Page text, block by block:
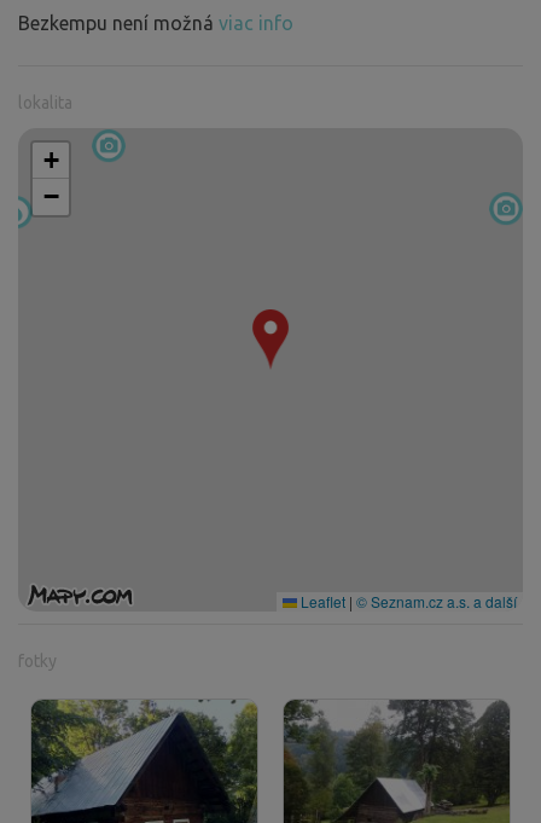
Bezkempu není možná viac info
lokalita
+
−
Leaflet | © Seznam.cz a.s. a další
fotky